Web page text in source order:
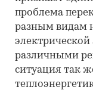
проблема
разным видам
различными
ситуация так